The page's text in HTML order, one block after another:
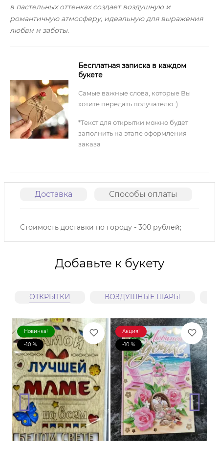
в пастельных оттенках создает воздушную и
романтичную атмосферу, идеальную для выражения
любви и заботы.
Бесплатная записка в каждом
букете
Самые важные слова, которые Вы
хотите передать получателю :)
*Текст для открытки можно будет
заполнить на этапе оформления
заказа
Доставка Способы оплаты
Стоимость доставки по городу - 300 рублей;
Добавьте к букету
ОТКРЫТКИ ВОЗДУШНЫЕ ШАРЫ
Новинка!
-10 %
Акция!
-10 %